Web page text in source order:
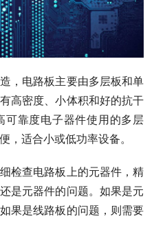
，电路板主要由多层板和单
高密度、小体积和好的抗干
靠度电子器件使用的多层
，适合小或低功率设备。
检查电路板上的元器件，精
是元器件的问题。如果是元
果是线路板的问题，则需要